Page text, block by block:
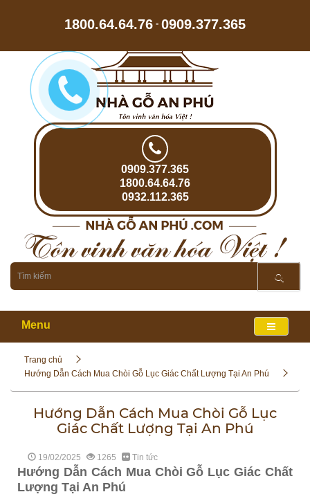
1800.64.64.76 - 0909.377.365
0909.377.365
1800.64.64.76
0932.112.365
Menu
Trang chủ
Hướng Dẫn Cách Mua Chòi Gỗ Lục Giác Chất Lượng Tại An Phú
Hướng Dẫn Cách Mua Chòi Gỗ Lục
Giác Chất Lượng Tại An Phú
19/02/2025 1265 Tin tức
Hướng Dẫn Cách Mua Chòi Gỗ Lục Giác Chất
Lượng Tại An Phú